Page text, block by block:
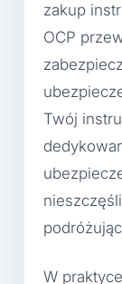
zakup
OCP
Twój
W